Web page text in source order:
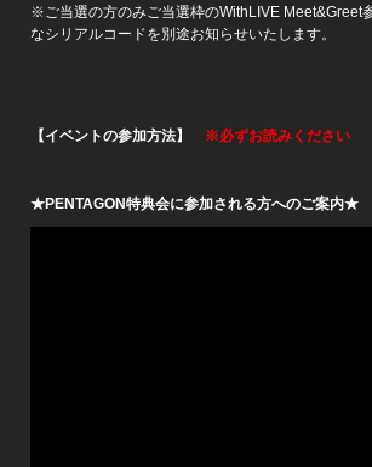
※ご当選の方のみご当選枠のWithLIVE Meet&Greet
なシリアルコードを別途お知らせいたします。
【イベントの参加方法】 ※必ずお読みください
★PENTAGON特典会に参加される方へのご案内★